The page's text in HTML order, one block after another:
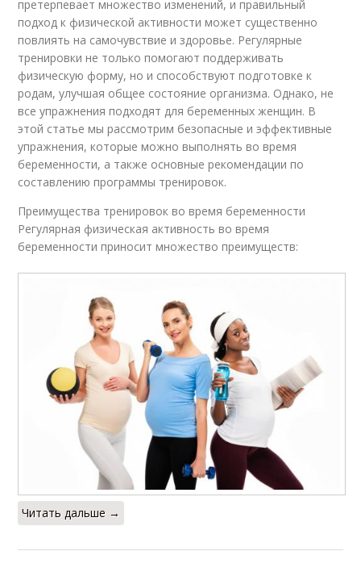
претерпевает множество изменений, и правильный
подход к физической активности может существенно
повлиять на самочувствие и здоровье. Регулярные
тренировки не только помогают поддерживать
физическую форму, но и способствуют подготовке к
родам, улучшая общее состояние организма. Однако, не
все упражнения подходят для беременных женщин. В
этой статье мы рассмотрим безопасные и эффективные
упражнения, которые можно выполнять во время
беременности, а также основные рекомендации по
составлению программы тренировок.
Преимущества тренировок во время беременности
Регулярная физическая активность во время
беременности приносит множество преимуществ:
Читать дальше →